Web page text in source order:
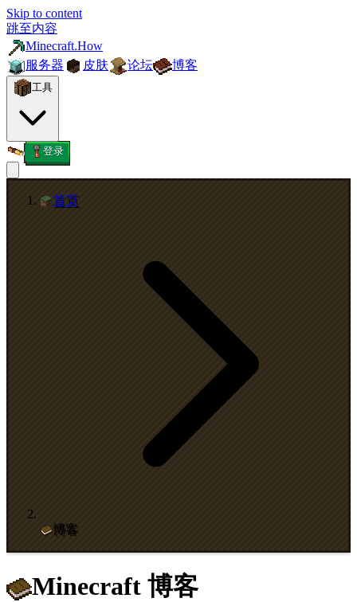
Skip to content
跳至内容
Minecraft.How
服务器
皮肤 论坛 博客
工具
登录
首页
博客
Minecraft 博客